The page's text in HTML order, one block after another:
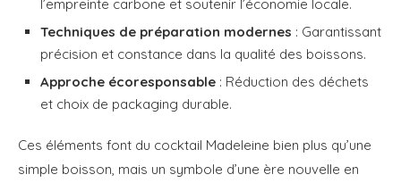
l’empreinte carbone et soutenir l’économie locale.
Techniques de préparation modernes : Garantissant
précision et constance dans la qualité des boissons.
Approche écoresponsable : Réduction des déchets
et choix de packaging durable.
Ces éléments font du cocktail Madeleine bien plus qu’une
simple boisson, mais un symbole d’une ère nouvelle en